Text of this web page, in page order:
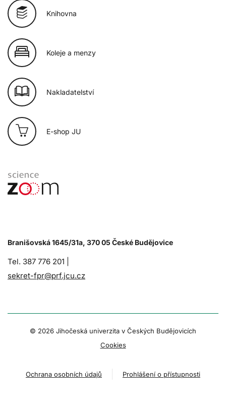
Knihovna
Koleje a menzy
Nakladatelství
E-shop JU
Branišovská 1645/31a, 370 05 České Budějovice
Tel. 387 776 201 |
sekret-fpr@prf.jcu.cz
© 2026 Jihočeská univerzita v Českých Budějovicích
Cookies
Ochrana osobních údajů Prohlášení o přístupnosti